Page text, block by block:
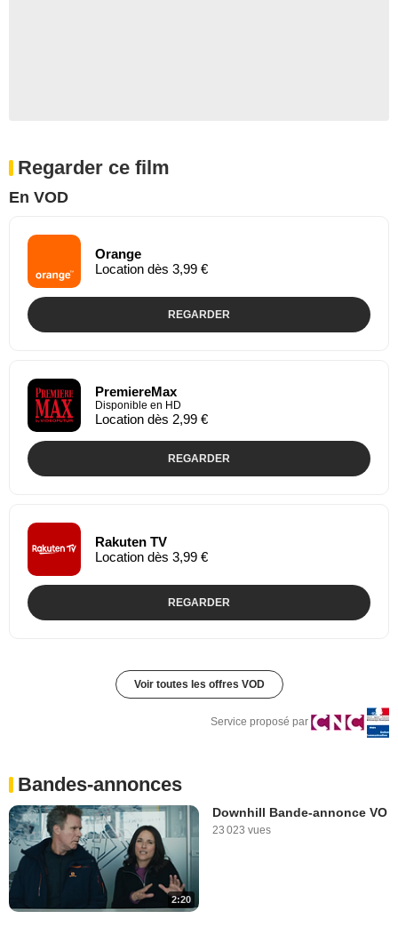
Regarder ce film
En VOD
Orange
Location dès 3,99 €
REGARDER
PremiereMax
Disponible en HD
Location dès 2,99 €
REGARDER
Rakuten TV
Location dès 3,99 €
REGARDER
Voir toutes les offres VOD
Service proposé par
Bandes-annonces
2:20
Downhill Bande-annonce VO
23 023 vues